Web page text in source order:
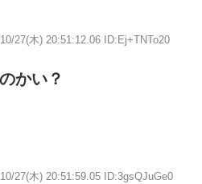
27(木) 20:51:12.06 ID:Ej+TNTo20
かい？
27(木) 20:51:59.05 ID:3gsQJuGe0